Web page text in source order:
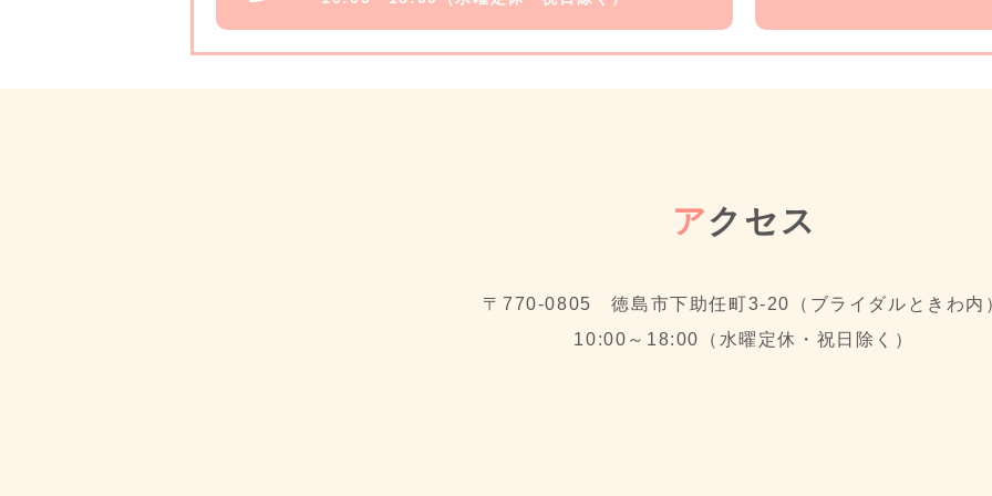
アクセス
〒770-0805 徳島市下助任町3-20（ブライダルときわ内
10:00～18:00（水曜定休・祝日除く）